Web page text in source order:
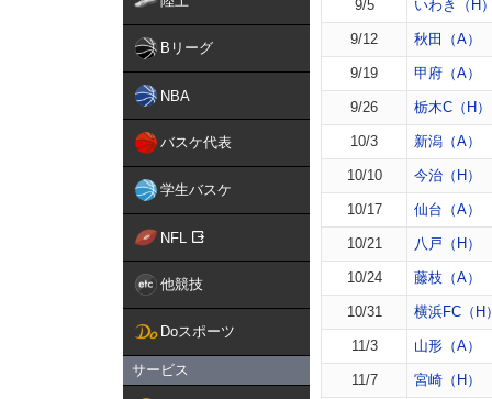
Bリーグ
NBA
バスケ代表
学生バスケ
NFL
他競技
Doスポーツ
サービス
9/5 いわき（H
9/12 秋田（A）
9/19 甲府（A）
9/26 栃木C（H）
10/3 新潟（A）
10/10 今治（H）
10/17 仙台（A）
10/21 八戸（H）
10/24 藤枝（A）
10/31 横浜FC（H
11/3 山形（A）
11/7 宮崎（H）